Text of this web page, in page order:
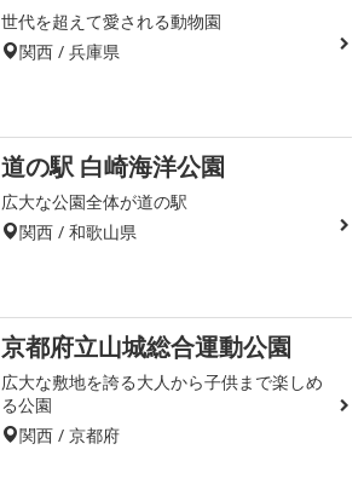
世代を超えて愛される動物園
関西 / 兵庫県
道の駅 白崎海洋公園
広大な公園全体が道の駅
関西 / 和歌山県
京都府立山城総合運動公園
広大な敷地を誇る大人から子供まで楽しめ
る公園
関西 / 京都府